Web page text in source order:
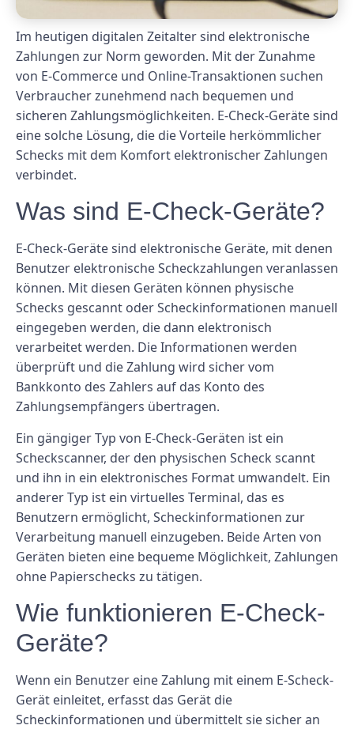
Im heutigen digitalen Zeitalter sind elektronische
Zahlungen zur Norm geworden. Mit der Zunahme
von E-Commerce und Online-Transaktionen suchen
Verbraucher zunehmend nach bequemen und
sicheren Zahlungsmöglichkeiten. E-Check-Geräte sind
eine solche Lösung, die die Vorteile herkömmlicher
Schecks mit dem Komfort elektronischer Zahlungen
verbindet.
Was sind E-Check-Geräte?
E-Check-Geräte sind elektronische Geräte, mit denen
Benutzer elektronische Scheckzahlungen veranlassen
können. Mit diesen Geräten können physische
Schecks gescannt oder Scheckinformationen manuell
eingegeben werden, die dann elektronisch
verarbeitet werden. Die Informationen werden
überprüft und die Zahlung wird sicher vom
Bankkonto des Zahlers auf das Konto des
Zahlungsempfängers übertragen.
Ein gängiger Typ von E-Check-Geräten ist ein
Scheckscanner, der den physischen Scheck scannt
und ihn in ein elektronisches Format umwandelt. Ein
anderer Typ ist ein virtuelles Terminal, das es
Benutzern ermöglicht, Scheckinformationen zur
Verarbeitung manuell einzugeben. Beide Arten von
Geräten bieten eine bequeme Möglichkeit, Zahlungen
ohne Papierschecks zu tätigen.
Wie funktionieren E-Check-
Geräte?
Wenn ein Benutzer eine Zahlung mit einem E-Scheck-
Gerät einleitet, erfasst das Gerät die
Scheckinformationen und übermittelt sie sicher an